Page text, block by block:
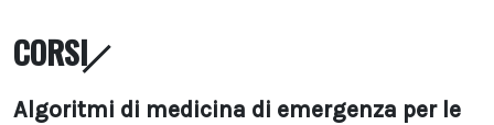
CORSI
Algoritmi di medicina di emergenza per le